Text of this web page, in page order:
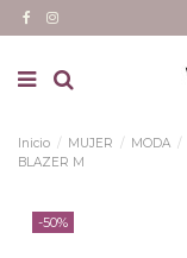
Inicio MUJER MODA
BLAZER M
-50%